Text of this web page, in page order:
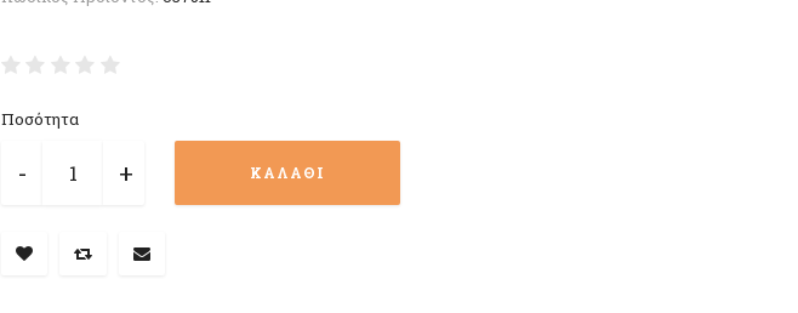
Ποσότητα
ΚΑΛΆΘΙ